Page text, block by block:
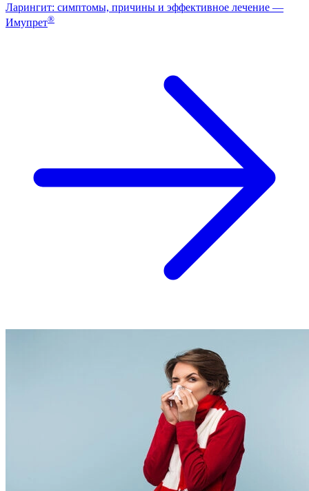
Ларингит: симптомы, причины и эффективное лечение —
Имупрет®